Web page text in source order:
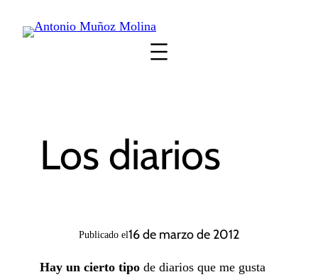
Los diarios
Publicado el16 de marzo de 2012
Hay un cierto tipo de diarios que me gusta